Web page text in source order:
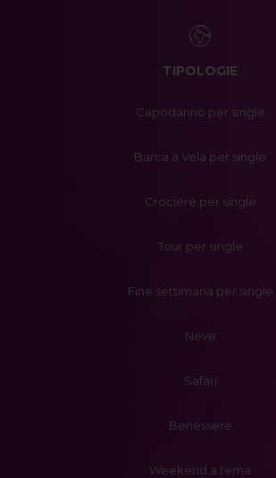
TIPOLOGIE
Capodanno per single
Barca a Vela per single
Crociere per single
Tour per single
Fine settimana per single
Neve
Safari
Benessere
Weekend a tema